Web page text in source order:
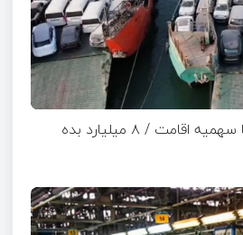
کاسبی خارج‌نشین‌ها با سهمیه اقامت / ۸ میلیارد بده